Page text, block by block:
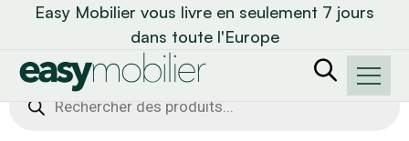
Easy Mobilier vous livre en seulement 7 jours
dans toute l'Europe
Recherche
de